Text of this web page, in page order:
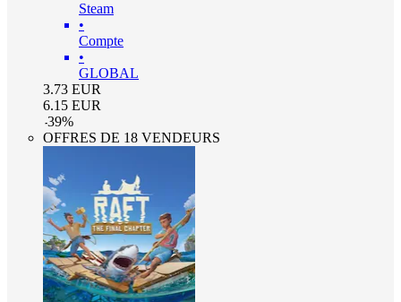
Steam
•
Compte
•
GLOBAL
3.73 EUR
6.15 EUR
-39%
OFFRES DE 18 VENDEURS